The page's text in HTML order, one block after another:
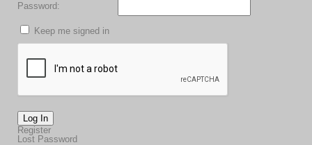
Password:
Keep me signed in
Log In
Register
Lost Password